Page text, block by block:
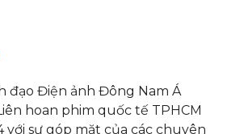
đạo Điện ảnh Đông Nam Á
hoan phim quốc tế TPHCM
với sự góp mặt của các chuyên